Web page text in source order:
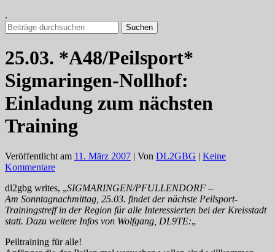
.
Suchen
nach:
25.03. *A48/Peilsport*
Sigmaringen-Nollhof:
Einladung zum nächsten
Training
Veröffentlicht am 11. März 2007 | Von DL2GBG | Keine
Kommentare
dl2gbg writes, „SIGMARINGEN/PFULLENDORF –
Am Sonntagnachmittag, 25.03. findet der nächste Peilsport-
Trainingstreff in der Region für alle Interessierten bei der Kreisstadt
statt. Dazu weitere Infos von Wolfgang, DL9TE:„
Peiltraining für alle!